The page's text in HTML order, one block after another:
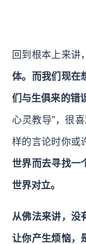
回到根本上来讲，
体。而我们现在
们与生俱来的错
心灵教导”，很
样的言论时你或
世界而去寻找一
世界对立。
从佛法来讲，没
让你产生烦恼，